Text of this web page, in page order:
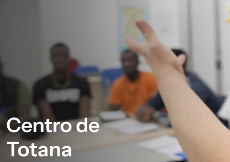
Centro de
Totana